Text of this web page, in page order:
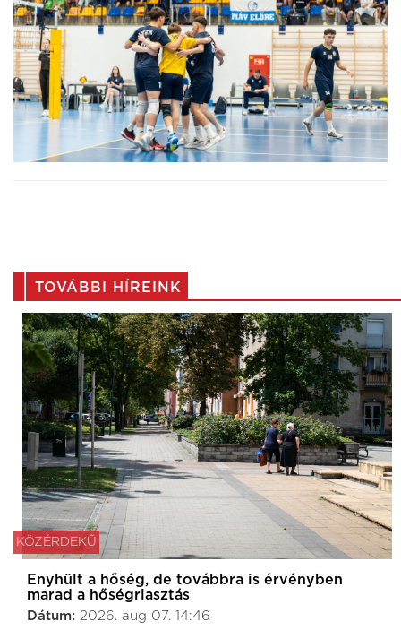
TOVÁBBI HÍREINK
KÖZÉRDEKŰ
Enyhült a hőség, de továbbra is érvényben
marad a hőségriasztás
Dátum: 2026. aug 07. 14:46